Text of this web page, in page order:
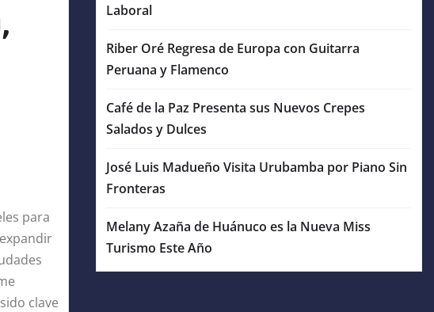
para
clave
Laboral
Riber Oré Regresa de Europa con Guitarra
Peruana y Flamenco
Café de la Paz Presenta sus Nuevos Crepes
Salados y Dulces
José Luis Madueño Visita Urubamba por Piano Sin
Fronteras
Melany Azaña de Huánuco es la Nueva Miss
Turismo Este Año